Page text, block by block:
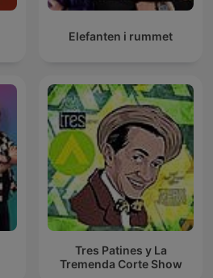
Elefanten i rummet
Tres Patines y La
Tremenda Corte Show